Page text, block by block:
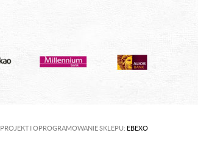
PROJEKT I OPROGRAMOWANIE SKLEPU: EBEXO